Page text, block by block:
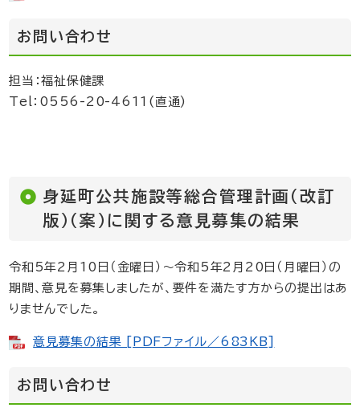
お問い合わせ
担当：福祉保健課
Tel：0556-20-4611(直通)
身延町公共施設等総合管理計画（改訂
版）（案）に関する意⾒募集の結果
令和5年2月10日（金曜日）～令和5年2月20日（月曜日）の
期間、意見を募集しましたが、要件を満たす方からの提出はあ
りませんでした。
意見募集の結果 [PDFファイル／683KB]
お問い合わせ